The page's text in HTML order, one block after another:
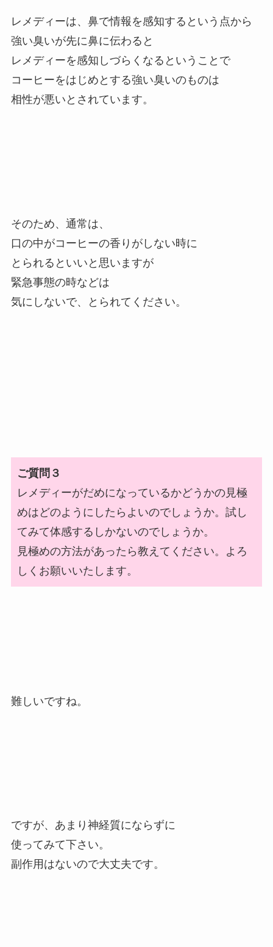
レメディーは、鼻で情報を感知するという点から
強い臭いが先に鼻に伝わると
レメディーを感知しづらくなるということで
コーヒーをはじめとする強い臭いのものは
相性が悪いとされています。
そのため、通常は、
口の中がコーヒーの香りがしない時に
とられるといいと思いますが
緊急事態の時などは
気にしないで、とられてください。
ご質問３
レメディーがだめになっているかどうかの見極
めはどのようにしたらよいのでしょうか。試し
てみて体感するしかないのでしょうか。
見極めの方法があったら教えてください。よろ
しくお願いいたします。
難しいですね。
ですが、あまり神経質にならずに
使ってみて下さい。
副作用はないので大丈夫です。